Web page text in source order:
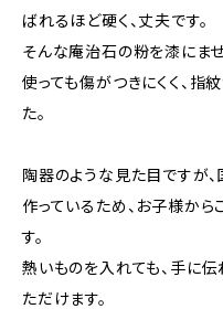
ばれるほど硬く、丈夫です。
そんな庵治石の粉を漆にま
使っても傷がつきにくく、指
た。
陶器のような見た目ですが
作っているため、お子様か
す。
熱いものを入れても、手に
ただけます。